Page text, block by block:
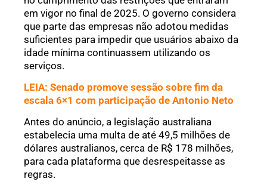
em vigor no final de 2025. O governo considera
que parte das empresas não adotou medidas
suficientes para impedir que usuários abaixo da
idade mínima continuassem utilizando os
serviços.
LEIA: Senado promove sessão sobre fim da
escala 6×1 com participação de Antonio Neto
Antes do anúncio, a legislação australiana
estabelecia uma multa de até 49,5 milhões de
dólares australianos, cerca de R$ 178 milhões,
para cada plataforma que desrespeitasse as
regras.